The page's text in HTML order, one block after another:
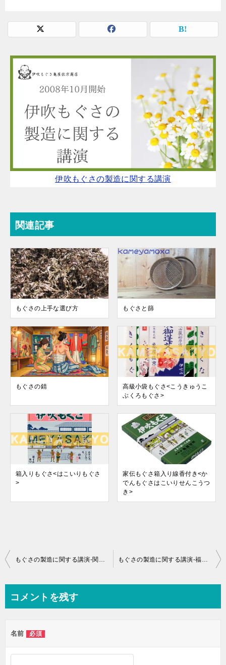
伊吹もぐさの製造に関する講演
関連記事
もぐさの上手な選び方 もぐさと篩
もぐさの錆
高級小袋もぐさ<こうきゅうこ
ぶくろもぐさ>
箱入りもぐさ<はこいりもぐさ
>
家伝もぐさ箱入り線香付き<か
でんもぐさはこいりせんこうつ
き>
投
ビ
ー
シ
もぐさの製造に関する講演-関西医療学園専門学校様_2025年 もぐさの製造に関する講演-福岡天神医療リハビリ専門学校_2025年
コメントを残す
名前 必須